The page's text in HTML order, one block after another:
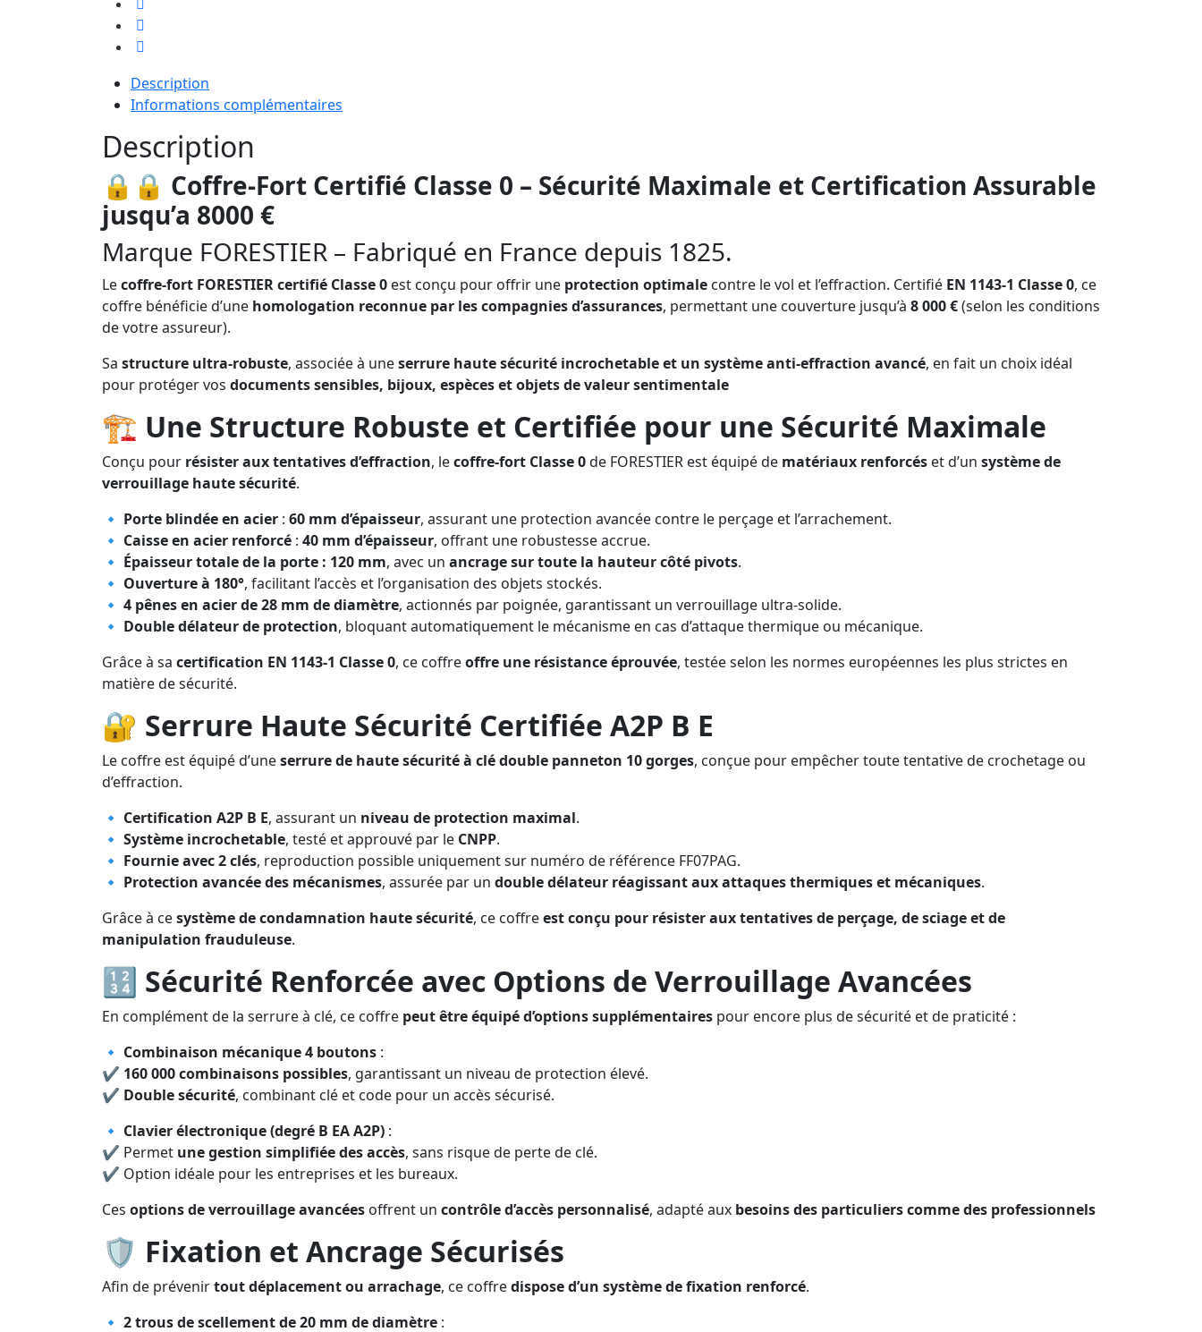
Description
Informations complémentaires
Description
🔒🔒 Coffre-Fort Certifié Classe 0 – Sécurité Maximale et Certification Assurable
jusqu’a 8000 €
Marque FORESTIER – Fabriqué en France depuis 1825.
Lecoffre-fort FORESTIER certifié Classe 0 est conçu pour offrir une protection optimale contre le vol et l’effraction. Certifié EN 1143-1 Classe 0, ce
coffre bénéficie d’une homologation reconnue par les compagnies d’assurances, permettant une couverture jusqu’à 8 000 €(selon les conditions
de votre assureur).
Sa structure ultra-robuste, associée à uneserrure haute sécurité incrochetable et un système anti-effraction avancé, en fait un choix idéal
pour protéger vos documents sensibles, bijoux, espèces et objets de valeur sentimentale
🏗️ Une Structure Robuste et Certifiée pour une Sécurité Maximale
Conçu pour résister aux tentatives d’effraction, lecoffre-fort Classe 0de FORESTIER est équipé de matériaux renforcés et d’un système de
verrouillage haute sécurité.
🔹 Porte blindée en acier : 60 mm d’épaisseur, assurant une protection avancée contre le perçage et l’arrachement.
🔹 Caisse en acier renforcé : 40 mm d’épaisseur, offrant une robustesse accrue.
🔹 Épaisseur totale de la porte : 120 mm, avec un ancrage sur toute la hauteur côté pivots.
🔹 Ouverture à 180°, facilitant l’accès et l’organisation des objets stockés.
🔹 4 pênes en acier de 28 mm de diamètre, actionnés par poignée, garantissant un verrouillage ultra-solide.
🔹 Double délateur de protection, bloquant automatiquement le mécanisme en cas d’attaque thermique ou mécanique.
Grâce à sa certification EN 1143-1 Classe 0, ce coffreoffre une résistance éprouvée, testée selon les normes européennes les plus strictes en
matière de sécurité.
🔐 Serrure Haute Sécurité Certifiée A2P B E
Le coffre est équipé d’uneserrure de haute sécurité à clé double panneton 10 gorges, conçue pour empêcher toute tentative de crochetage ou
d’effraction.
🔹 Certification A2P B E, assurant un niveau de protection maximal.
🔹 Système incrochetable, testé et approuvé par le CNPP.
🔹 Fournie avec 2 clés, reproduction possible uniquement sur numéro de référence FF07PAG.
🔹 Protection avancée des mécanismes, assurée par un double délateur réagissant aux attaques thermiques et mécaniques.
Grâce à cesystème de condamnation haute sécurité, ce coffreest conçu pour résister aux tentatives de perçage, de sciage et de
manipulation frauduleuse.
🔢 Sécurité Renforcée avec Options de Verrouillage Avancées
En complément de la serrure à clé, ce coffre peut être équipé d’options supplémentaires pour encore plus de sécurité et de praticité :
🔹 Combinaison mécanique 4 boutons :
✔ 160 000 combinaisons possibles, garantissant un niveau de protection élevé.
✔ Double sécurité, combinant clé et code pour un accès sécurisé.
🔹 Clavier électronique (degré B EA A2P) :
✔ Permet une gestion simplifiée des accès, sans risque de perte de clé.
✔ Option idéale pour les entreprises et les bureaux.
Ces options de verrouillage avancées offrent un contrôle d’accès personnalisé, adapté aux besoins des particuliers comme des professionnels
🛡️ Fixation et Ancrage Sécurisés
Afin de prévenirtout déplacement ou arrachage, ce coffredispose d’un système de fixation renforcé.
🔹 2 trous de scellement de 20 mm de diamètre :